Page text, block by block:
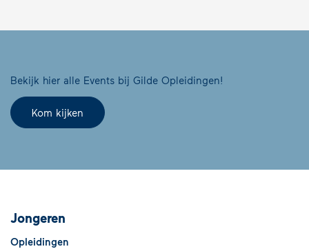
Bekijk hier alle Events bij Gilde Opleidingen!
Kom kijken
Jongeren
Opleidingen